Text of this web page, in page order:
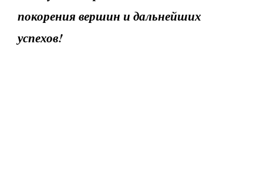
покорения вершин и дальнейших
успехов!